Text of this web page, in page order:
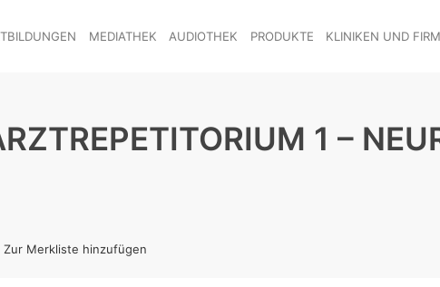
MEDIATHEK AUDIOTHEK PRODUKTE KLINIKEN UND
1 –
Zur Merkliste hinzufügen